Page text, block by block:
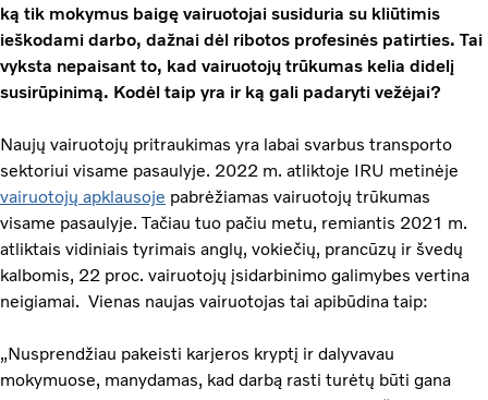
ką tik mokymus baigę vairuotojai susiduria su kliūtimis
ieškodami darbo, dažnai dėl ribotos profesinės patirties. Tai
vyksta nepaisant to, kad vairuotojų trūkumas kelia didelį
susirūpinimą. Kodėl taip yra ir ką gali padaryti vežėjai?
Naujų vairuotojų pritraukimas yra labai svarbus transporto
sektoriui visame pasaulyje. 2022 m. atliktoje IRU metinėje
vairuotojų apklausoje pabrėžiamas vairuotojų trūkumas
visame pasaulyje. Tačiau tuo pačiu metu, remiantis 2021 m.
atliktais vidiniais tyrimais anglų, vokiečių, prancūzų ir švedų
kalbomis, 22 proc. vairuotojų įsidarbinimo galimybes vertina
neigiamai. Vienas naujas vairuotojas tai apibūdina taip:
„Nusprendžiau pakeisti karjeros kryptį ir dalyvavau
mokymuose, manydamas, kad darbą rasti turėtų būti gana